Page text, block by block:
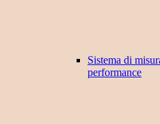
Sistema di
performance